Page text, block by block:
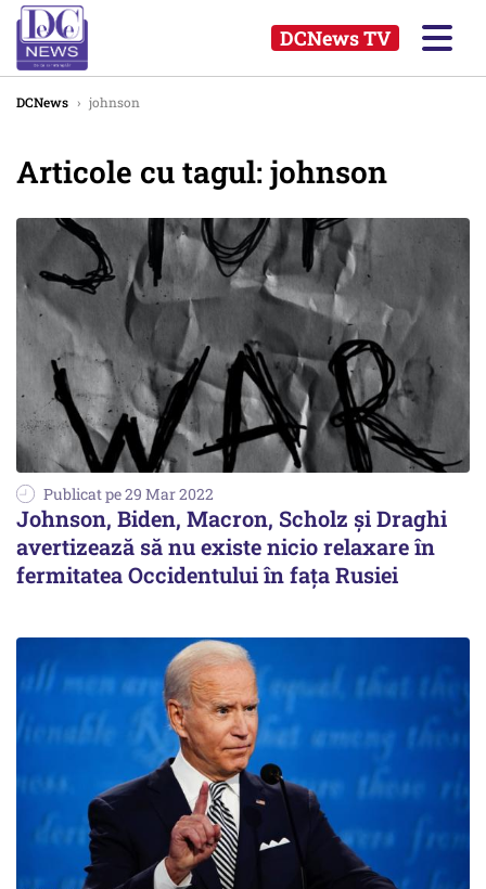
DCNews TV
DCNews › johnson
Articole cu tagul: johnson
Publicat pe 29 Mar 2022
Johnson, Biden, Macron, Scholz şi Draghi
avertizează să nu existe nicio relaxare în
fermitatea Occidentului în faţa Rusiei